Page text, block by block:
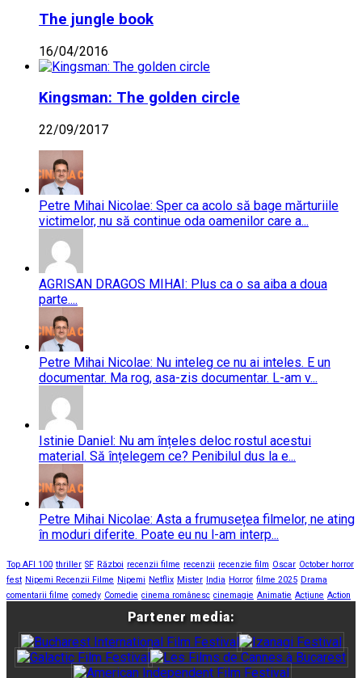
The jungle book
16/04/2016
Kingsman: The golden circle
22/09/2017
Petre Mihai Nicolae: Sper ca acolo să bage mărturiile
victimelor, nu să continue oda oamenilor care a...
AGRISAN DRAGOS MIHAI: Plus ca o sa aiba a doua
parte....
Petre Mihai Nicolae: Nu inteleg ce nu ai inteles. E un
documentar. Ma rog, asa-zis documentar. L-am v...
Istinie Daniel: Nu am înțeles deloc rostul acestui
material. Să înțelegem ce? Penibilul dus la e...
Petre Mihai Nicolae: Asta a frumusețea filmelor, ne ating
în moduri diferite. Poate eu nu l-am interp...
Top AFI 100 thriller SF Război recenzii filme recenzii recenzie film Oscar October horror
fest Nipemi Recenzii Filme Nipemi Netflix Mister India Horror filme 2025 Drama
comentarii filme comedy Comedie cinema românesc cinemagie Animatie Acțiune Action
Partener media: